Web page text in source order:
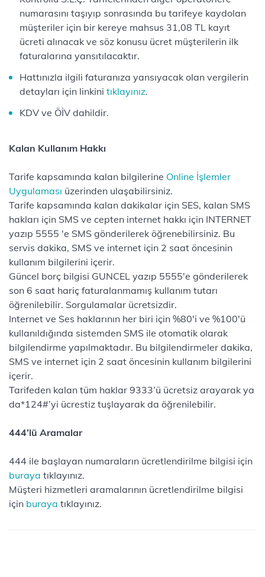
numarasını taşıyıp sonrasında bu tarifeye kaydolan
müşteriler için bir kereye mahsus 31,08 TL kayıt
ücreti alınacak ve söz konusu ücret müşterilerin ilk
faturalarına yansıtılacaktır.
Hattınızla ilgili faturanıza yansıyacak olan vergilerin
detayları için linkini tıklayınız.
KDV ve ÖİV dahildir.
Kalan Kullanım Hakkı
Tarife kapsamında kalan bilgilerine Online İşlemler
Uygulaması üzerinden ulaşabilirsiniz.
Tarife kapsamında kalan dakikalar için SES, kalan SMS
hakları için SMS ve cepten internet hakkı için INTERNET
yazıp 5555 'e SMS gönderilerek öğrenebilirsiniz. Bu
servis dakika, SMS ve internet için 2 saat öncesinin
kullanım bilgilerini içerir.
Güncel borç bilgisi GUNCEL yazıp 5555'e gönderilerek
son 6 saat hariç faturalanmamış kullanım tutarı
öğrenilebilir. Sorgulamalar ücretsizdir.
Internet ve Ses haklarının her biri için %80'i ve %100'ü
kullanıldığında sistemden SMS ile otomatik olarak
bilgilendirme yapılmaktadır. Bu bilgilendirmeler dakika,
SMS ve internet için 2 saat öncesinin kullanım bilgilerini
içerir.
Tarifeden kalan tüm haklar 9333’ü ücretsiz arayarak ya
da*124#’yi ücrestiz tuşlayarak da öğrenilebilir.
444’lü Aramalar
444 ile başlayan numaraların ücretlendirilme bilgisi için
buraya tıklayınız.
Müşteri hizmetleri aramalarının ücretlendirilme bilgisi
için buraya tıklayınız.